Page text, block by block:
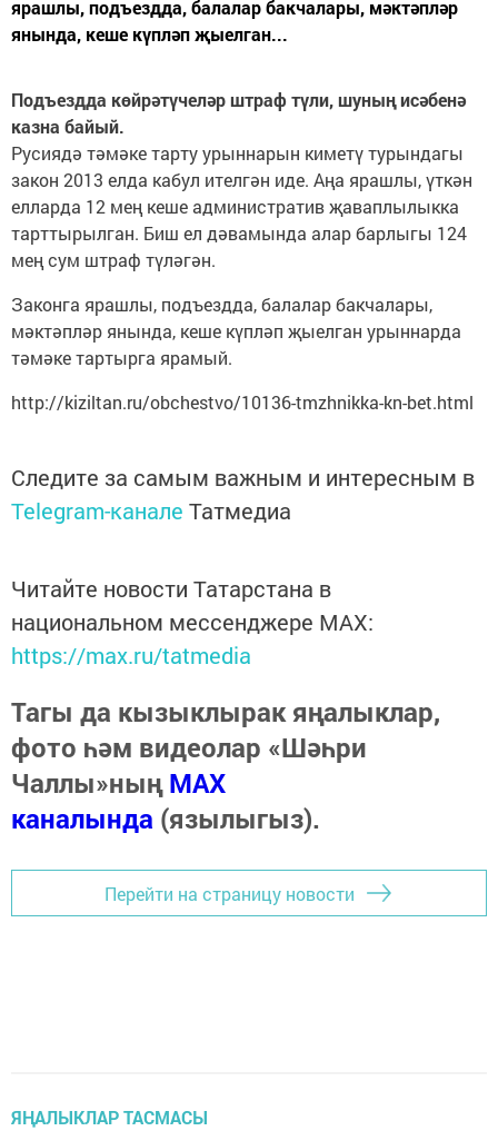
ярашлы, подъездда, балалар бакчалары, мәктәпләр
янында, кеше күпләп җыелган...
Подъездда көйрәтүчеләр штраф түли, шуның исәбенә
казна байый.
Русиядә тәмәке тарту урыннарын киметү турындагы
закон 2013 елда кабул ителгән иде. Аңа ярашлы, үткән
елларда 12 мең кеше административ җаваплылыкка
тарттырылган. Биш ел дәвамында алар барлыгы 124
мең сум штраф түләгән.
Законга ярашлы, подъездда, балалар бакчалары,
мәктәпләр янында, кеше күпләп җыелган урыннарда
тәмәке тартырга ярамый.
http://kiziltan.ru/obchestvo/10136-tmzhnikka-kn-bet.html
Следите за самым важным и интересным в
Telegram-канале Татмедиа
Читайте новости Татарстана в
национальном мессенджере MАХ:
https://max.ru/tatmedia
Тагы да кызыклырак яңалыклар,
фото һәм видеолар «Шәһри
Чаллы»ныңMAX
каналында (язылыгыз).
Перейти на страницу новости
ЯҢАЛЫКЛАР ТАСМАСЫ